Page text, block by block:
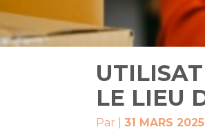
LE LIEU
Par |31 MARS 2025